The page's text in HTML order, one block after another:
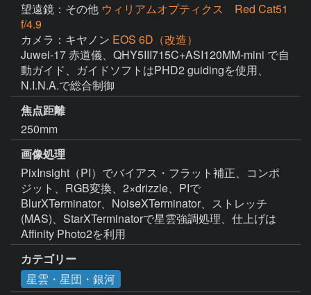
望遠鏡：その他 ウィリアムオプティクス Red Cat51
f/4.9
カメラ：キヤノン EOS 6D（改造）
Juwei-17 赤道儀、QHY5III715C+ASI120MM-mini で自
動ガイド、ガイドソフトはPHD2 guidingを使用、
焦点距離
250mm
画像処理
PixInsight（PI）でバイアス・フラット補正、コンポ
ジット、RGB変換、2×drizzle、PIで
BlurXTerminator、NoiseXTerminator、ストレッチ
(MAS)、StarXTerminatorで星雲強調処理、仕上げは
Affinity Photo2を利用
カテゴリー
星雲・星団・銀河